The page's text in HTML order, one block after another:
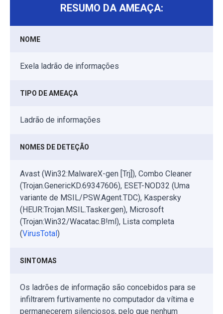
RESUMO DA AMEAÇA:
NOME
Exela ladrão de informações
TIPO DE AMEAÇA
Ladrão de informações
NOMES DE DETEÇÃO
Avast (Win32:MalwareX-gen [Trj]), Combo Cleaner
(Trojan.GenericKD.69347606), ESET-NOD32 (Uma
variante de MSIL/PSW.Agent.TDC), Kaspersky
(HEUR:Trojan.MSIL.Tasker.gen), Microsoft
(Trojan:Win32/Wacatac.B!ml), Lista completa
(VirusTotal)
SINTOMAS
Os ladrões de informação são concebidos para se
infiltrarem furtivamente no computador da vítima e
permanecerem silenciosos, pelo que nenhum